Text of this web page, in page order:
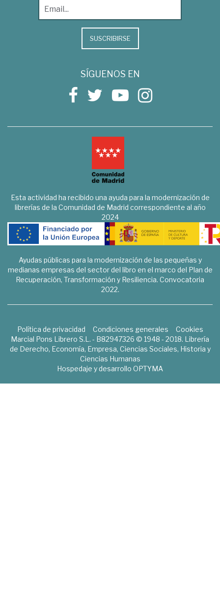
SUSCRIBIRSE
SÍGUENOS EN
Esta actividad ha recibido una ayuda para la modernización de
librerías de la Comunidad de Madrid correspondiente al año
2024
Ayudas públicas para la modernización de las pequeñas y
medianas empresas del sector del libro en el marco del Plan de
Recuperación, Transformación y Resiliencia. Convocatoria
2022.
Política de privacidad Condiciones generales
Cookies
Marcial Pons Librero S.L. - B82947326 © 1948 - 2018. Librería
de Derecho, Economía, Empresa, Ciencias Sociales, Historia y
Ciencias Humanas
Hospedaje y desarrollo OPTYMA